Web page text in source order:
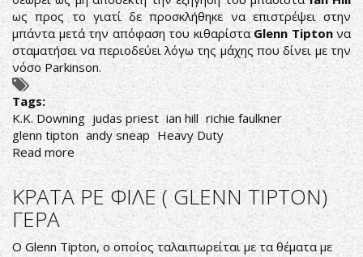
ως προς το γιατί δε προσκλήθηκε να επιστρέψει στην
μπάντα μετά την απόφαση του κιθαρίσταGlenn Tiptonνα
σταματήσει να περιοδεύει λόγω της μάχης που δίνει με την
νόσο Parkinson.
Tags:
K.K. Downing judas priest ian hill richie faulkner
glenn tipton andy sneap Heavy Duty
Read more about
K.K.
DOWNING
-
JUDAS
PRIEST:
ΚΑΙ
ΚΡΑΤΑ ΡΕ ΦΙΛΕ ( GLENN TIPTON)
ΓΕΡΑ
Ο Glenn Tipton, ο οποίος ταλαιπωρείται με τα θέματα με